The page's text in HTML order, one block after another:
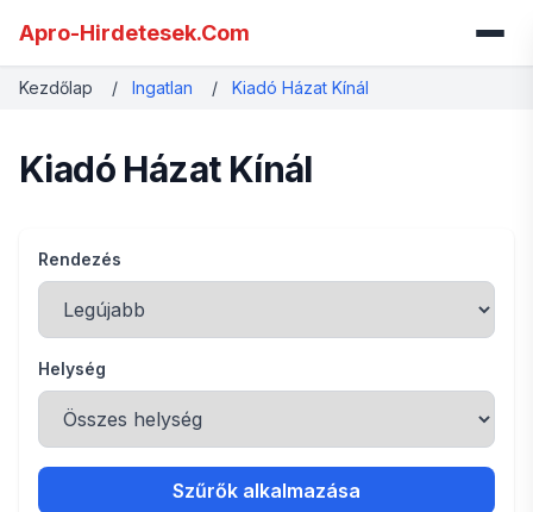
Apro-Hirdetesek.Com
Kezdőlap / Ingatlan / Kiadó Házat Kínál
Kiadó Házat Kínál
Rendezés
Helység
Szűrők alkalmazása